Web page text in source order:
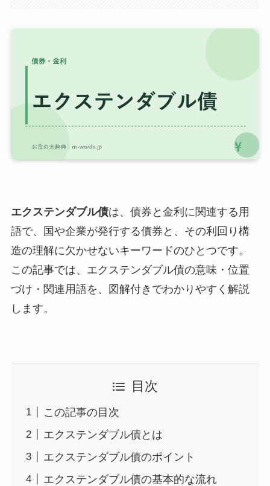
エクステンダブル債は、債券と金利に関連する用
語で、国や企業が発行する債券と、その利回り構
造の理解に欠かせないキーワードのひとつです。
この記事では、エクステンダブル債の意味・位置
づけ・関連用語を、図解付きでわかりやすく解説
します。
目次
この記事の目次
エクステンダブル債とは
エクステンダブル債のポイント
エクステンダブル債の基本的な流れ